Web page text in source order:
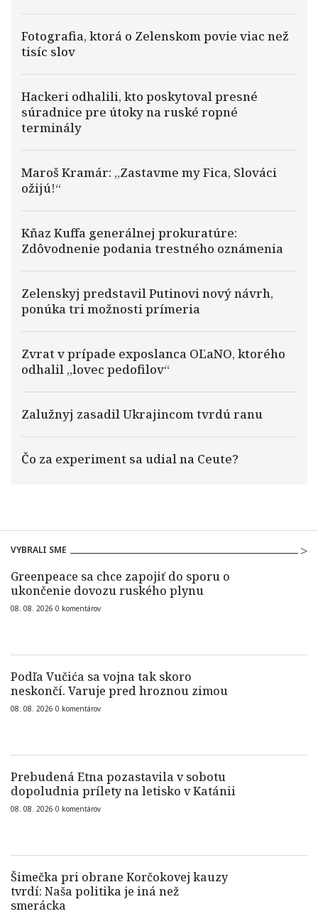
Fotografia, ktorá o Zelenskom povie viac než
tisíc slov
Hackeri odhalili, kto poskytoval presné
súradnice pre útoky na ruské ropné
terminály
Maroš Kramár: „Zastavme my Fica, Slováci
ožijú!“
Kňaz Kuffa generálnej prokuratúre:
Zdôvodnenie podania trestného oznámenia
Zelenskyj predstavil Putinovi nový návrh,
ponúka tri možnosti prímeria
Zvrat v prípade exposlanca OĽaNO, ktorého
odhalil „lovec pedofilov“
Zalužnyj zasadil Ukrajincom tvrdú ranu
Čo za experiment sa udial na Ceute?
VYBRALI SME
Greenpeace sa chce zapojiť do sporu o
ukončenie dovozu ruského plynu
08. 08. 2026 0 komentárov
Podľa Vučića sa vojna tak skoro
neskončí. Varuje pred hroznou zimou
08. 08. 2026 0 komentárov
Prebudená Etna pozastavila v sobotu
dopoludnia prílety na letisko v Katánii
08. 08. 2026 0 komentárov
Šimečka pri obrane Korčokovej kauzy
tvrdí: Naša politika je iná než
smerácka